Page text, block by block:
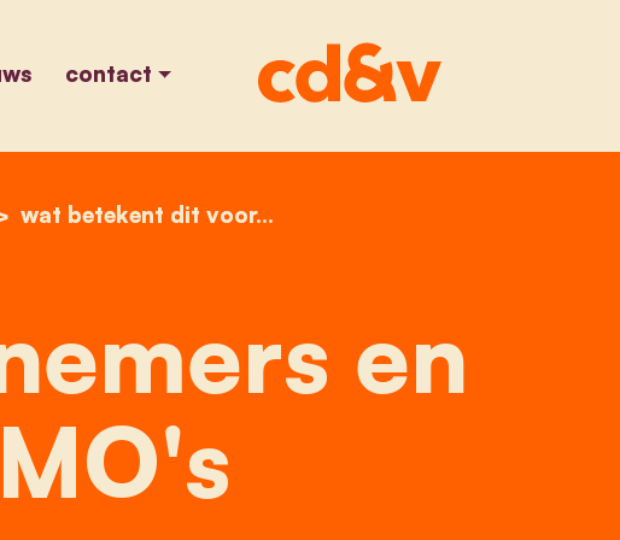
contact
home
wat betekent dit voor...
ondernemers
en